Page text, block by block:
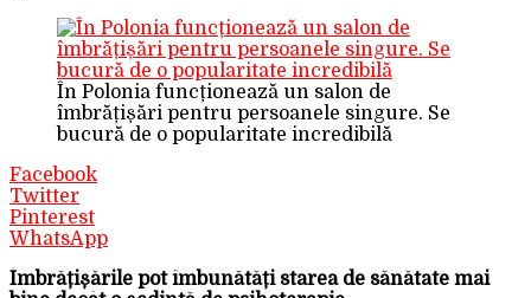
În Polonia funcționează un salon de
îmbrățișări pentru persoanele singure. Se
bucură de o popularitate incredibilă
Facebook
Twitter
Pinterest
WhatsApp
Îmbrățișările pot îmbunătăți starea de sănătate mai